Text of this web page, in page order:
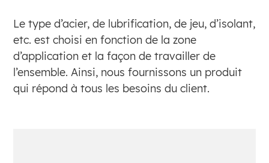
Le type d’acier, de lubrification, de jeu, d’isolant,
etc. est choisi en fonction de la zone
d’application et la façon de travailler de
l’ensemble. Ainsi, nous fournissons un produit
qui répond à tous les besoins du client.